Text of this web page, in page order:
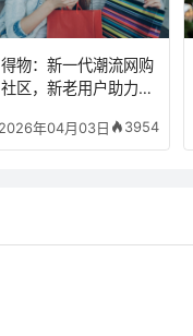
得物：新一代潮流网购
社区，新老用户助力有
2026年04月03日 3954